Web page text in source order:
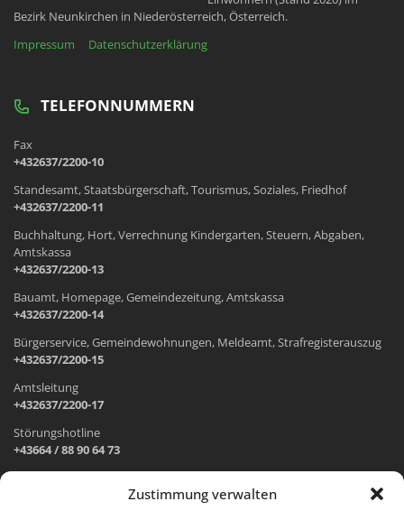
Zustimmung verwalten
Bezirk Neunkirchen in Niederösterreich, Österreich.
Impressum
Datenschutzerklärung
TELEFONNUMMERN
Fax
+432637/2200-10
Standesamt, Staatsbürgerschaft, Tourismus, Soziales, Friedhof
+432637/2200-11
Buchhaltung, Hort, Verrechnung Kindergarten, Steuern, Abgaben,
Amtskassa
+432637/2200-13
Bauamt, Homepage, Gemeindezeitung, Amtskassa
+432637/2200-14
Bürgerservice, Gemeindewohnungen, Meldeamt, Strafregisterauszug
+432637/2200-15
Amtsleitung
+432637/2200-17
Störungshotline
+43664 / 88 90 64 73